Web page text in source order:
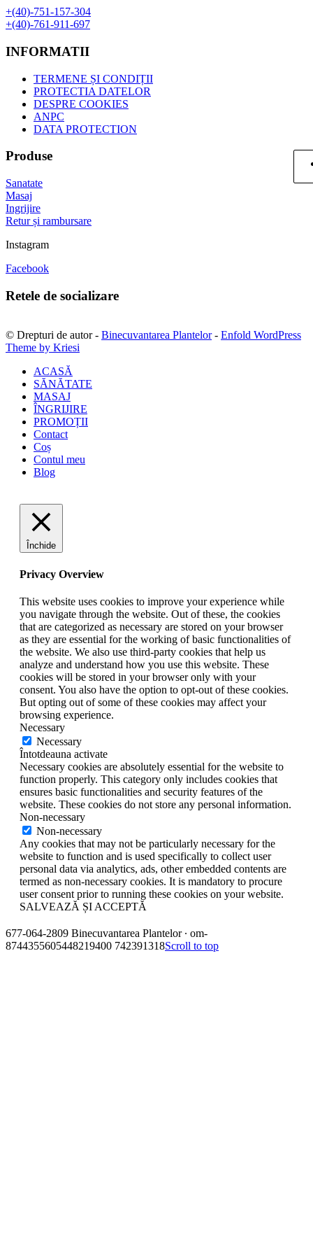
+(40)-751-157-304
+(40)-761-911-697
INFORMATII
TERMENE ȘI CONDIȚII
PROTECTIA DATELOR
DESPRE COOKIES
ANPC
DATA PROTECTION
Produse
Sanatate
Masaj
Ingrijire
Retur și rambursare
Instagram
Facebook
Retele de socializare
© Drepturi de autor - Binecuvantarea Plantelor- Enfold WordPress
Theme by Kriesi
ACASĂ
SĂNĂTATE
MASAJ
ÎNGRIJIRE
PROMOȚII
Contact
Coș
Contul meu
Blog
Închide
Privacy Overview
This website uses cookies to improve your experience while
you navigate through the website. Out of these, the cookies
that are categorized as necessary are stored on your browser
as they are essential for the working of basic functionalities of
the website. We also use third-party cookies that help us
analyze and understand how you use this website. These
cookies will be stored in your browser only with your
consent. You also have the option to opt-out of these cookies.
But opting out of some of these cookies may affect your
browsing experience.
Necessary
Necessary
Întotdeauna activate
Necessary cookies are absolutely essential for the website to
function properly. This category only includes cookies that
ensures basic functionalities and security features of the
website. These cookies do not store any personal information.
Non-necessary
Non-necessary
Any cookies that may not be particularly necessary for the
website to function and is used specifically to collect user
personal data via analytics, ads, other embedded contents are
termed as non-necessary cookies. It is mandatory to procure
user consent prior to running these cookies on your website.
SALVEAZĂ ȘI ACCEPTĂ
677-064-2809 Binecuvantarea Plantelor ∙ om-
8744355605448219400 742391318Scroll to top